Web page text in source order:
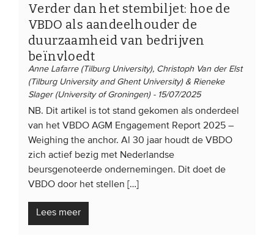
Verder dan het stembiljet: hoe de
VBDO als aandeelhouder de
duurzaamheid van bedrijven
beïnvloedt
Anne Lafarre (Tilburg University), Christoph Van der Elst
(Tilburg University and Ghent University) & Rieneke
Slager (University of Groningen) - 15/07/2025
NB. Dit artikel is tot stand gekomen als onderdeel
van het VBDO AGM Engagement Report 2025 –
Weighing the anchor. Al 30 jaar houdt de VBDO
zich actief bezig met Nederlandse
beursgenoteerde ondernemingen. Dit doet de
VBDO door het stellen […]
Lees meer